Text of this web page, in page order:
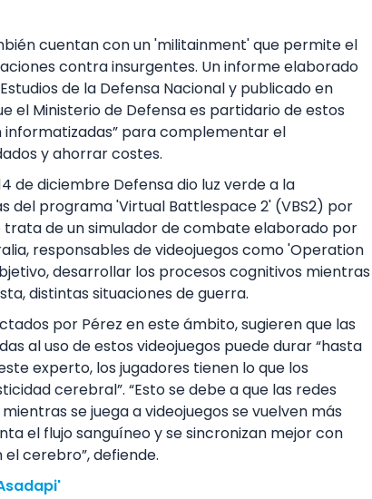
cuentan con un 'militainment' que permite el
contra insurgentes. Un informe elaborado
de la Defensa Nacional y publicado en
el Ministerio de Defensa es partidario de estos
informatizadas” para complementar el
y ahorrar costes.
de diciembre Defensa dio luz verde a la
del programa 'Virtual Battlespace 2' (VBS2) por
trata de un simulador de combate elaborado por
responsables de videojuegos como 'Operation
desarrollar los procesos cognitivos mientras
distintas situaciones de guerra.
por Pérez en este ámbito, sugieren que las
al uso de estos videojuegos puede durar “hasta
experto, los jugadores tienen lo que los
cerebral”. “Esto se debe a que las redes
se juega a videojuegos se vuelven más
el flujo sanguíneo y se sincronizan mejor con
cerebro”, defiende.